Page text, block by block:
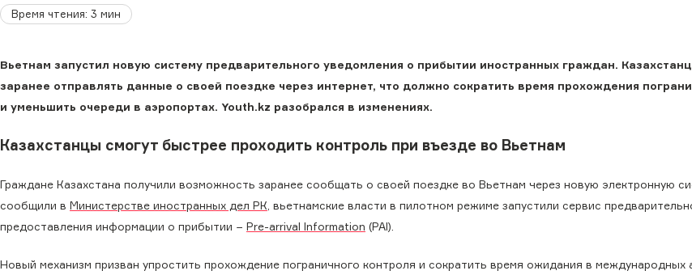
Время чтения: 3 мин
Вьетнам запустил новую систему предварительного уведомления о прибытии иностранных граждан.
заранее отправлять данные о своей поездке через интернет, что должно сократить время прохождения
и уменьшить очереди в аэропортах. Youth.kz разобрался в изменениях.
Казахстанцы смогут быстрее проходить контроль при въезде во Вьетнам
Граждане Казахстана получили возможность заранее сообщать о своей поездке во Вьетнам через новую электронную
сообщили в Министерстве иностранных дел РК , вьетнамские власти в пилотном режиме запустили сервис
предоставления информации о прибытии − Pre-arrival Information (PAI).
Новый механизм призван упростить прохождение пограничного контроля и сократить время ожидания в международных